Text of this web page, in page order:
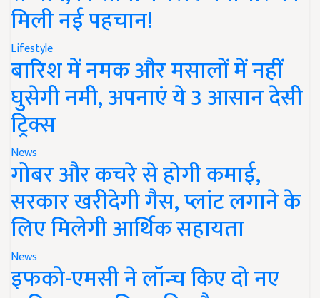
मिली नई पहचान!
Lifestyle
बारिश में नमक और मसालों में नहीं
घुसेगी नमी, अपनाएं ये 3 आसान देसी
ट्रिक्स
News
गोबर और कचरे से होगी कमाई,
सरकार खरीदेगी गैस, प्लांट लगाने के
लिए मिलेगी आर्थिक सहायता
News
इफको-एमसी ने लॉन्च किए दो नए